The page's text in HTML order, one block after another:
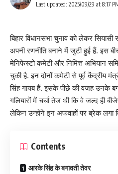
Last updated: 2025/09/29 at 8:17
बिहार विधानसभा चुनाव को लेकर सियासी
अपनी रणनीति बनाने में जुटी हुई हैं. इस बीच
मेनिफेस्टो कमेटी और निमित्त अभियान
चुकी है. इन दोनों कमेटी से पूर्व केंद्रीय
सिंह गायब हैं. इसके पीछे की वजह उनके
गलियारों में चर्चा तेज थी कि वे जल्द ही
लेकिन उन्होंने इन अफवाहों पर ब्रेक लगा
Contents
आरके सिंह के बगावती तेवर